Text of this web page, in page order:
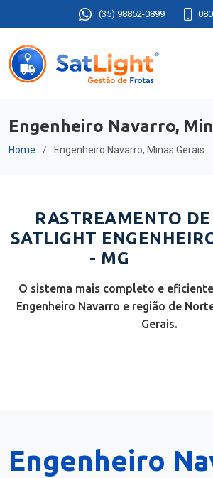
(35) 98852-0899
Engenheiro Navarro,
Home Engenheiro Navarro, Minas Gerais
RASTREAMENTO
SATLIGHT
- MG
O sistema mais completo e
Engenheiro Navarro e região de
Gerais.
Engenheiro